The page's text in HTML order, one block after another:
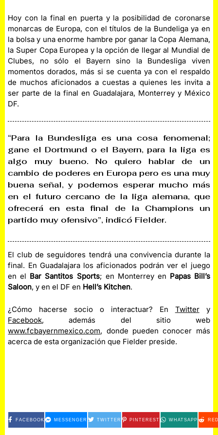
Hoy con la final en puerta y la posibilidad de coronarse
monarcas de Europa, con el títulos de la Bundeliga ya en
la bolsa y una enorme hambre por ganar la Copa Alemana,
la Super Copa Europea y la opción de llegar al Mundial de
Clubes, no sólo el Bayern sino la Bundesliga viven
momentos dorados, más si se cuenta ya con el respaldo
de muchos aficionados a cuestas a quienes les invita a
ser parte de la final en Guadalajara, Monterrey y México
DF.
“Para la Bundesliga es una cosa fenomenal;
gane el Dortmund o el Bayern, para la liga es
algo muy bueno. No quiero hablar de un
cambio de poderes en Europa pero es una muy
buena señal, y podemos esperar mucho más
en el futuro cercano de la liga alemana, que
ofrecerá en esta final de la Champions un
partido muy ofensivo”, indicó Fielder.
El club de seguidores tendrá una convivencia durante la
final. En Guadalajara los aficionados podrán ver el juego
en el Bar Santitos Sports; en Monterrey en Papas Bill’s
Saloon, y en el DF en Hell’s Kitchen.
¿Cómo hacerse socio o interactuar? En Twittery
Facebook, además del sitio web
www.fcbayernmexico.com, donde pueden conocer más
acerca de esta organización que Fielder preside.
FACEBOOK MESSENGER TWITTER PINTEREST WHATSAPP